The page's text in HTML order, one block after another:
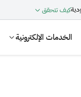
كيف تتحقق
الخدمات الإلكترونية